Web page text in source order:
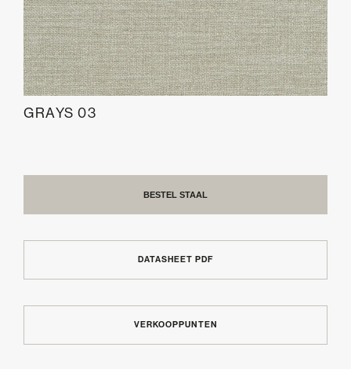
GRAYS 03
BESTEL STAAL
DATASHEET PDF
VERKOOPPUNTEN